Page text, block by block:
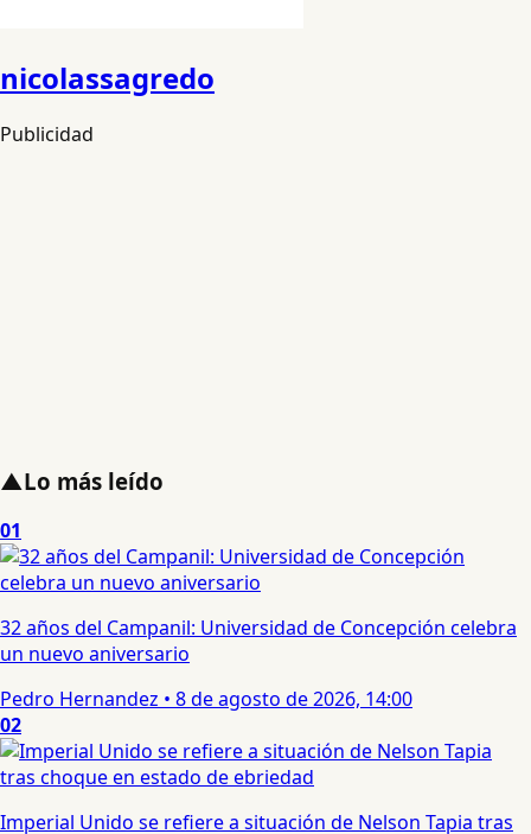
nicolassagredo
Publicidad
▲Lo más leído
01
32 años del Campanil: Universidad de Concepción celebra
un nuevo aniversario
Pedro Hernandez • 8 de agosto de 2026, 14:00
02
Imperial Unido se refiere a situación de Nelson Tapia tras